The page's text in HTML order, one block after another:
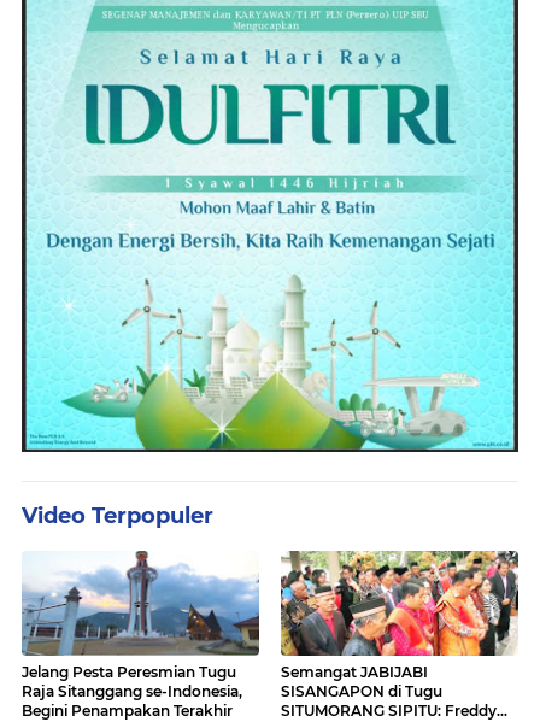
Video Terpopuler
Jelang Pesta Peresmian Tugu
Raja Sitanggang se-Indonesia,
Begini Penampakan Terakhir
Semangat JABIJABI
SISANGAPON di Tugu
SITUMORANG SIPITU: Freddy